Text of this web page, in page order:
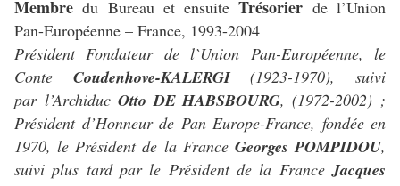
Membredu Bureau et ensuiteTrésorier de l’Union
Pan-Européenne – France, 1993-2004
Président Fondateur de l`Union Pan-Européenne, le
Conte Coudenhove-KALERGI(1923-1970), suivi
par l’Archiduc Otto DE HABSBOURG, (1972-2002) ;
Président d’Honneur de Pan Europe-France, fondée en
1970, le Président de la France Georges POMPIDOU,
suivi plus tard par le Président de la FranceJacques